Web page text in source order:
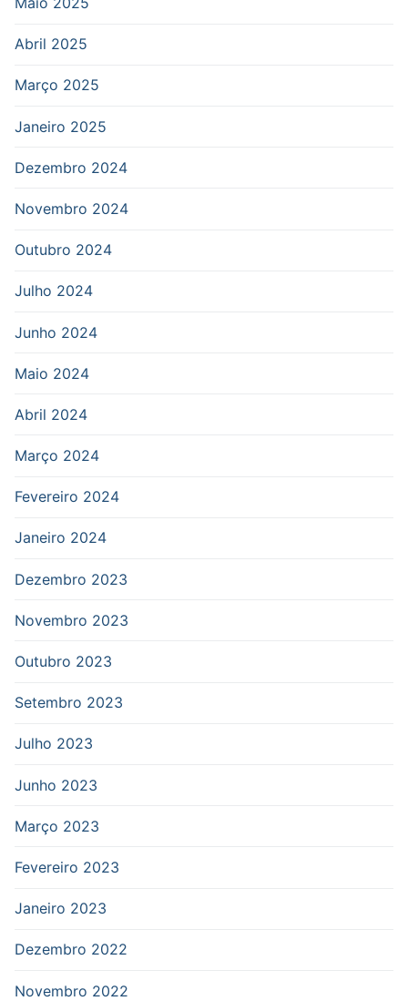
Abril 2025
Março 2025
Janeiro 2025
Dezembro 2024
Novembro 2024
Outubro 2024
Julho 2024
Junho 2024
Maio 2024
Abril 2024
Março 2024
Fevereiro 2024
Janeiro 2024
Dezembro 2023
Novembro 2023
Outubro 2023
Setembro 2023
Julho 2023
Junho 2023
Março 2023
Fevereiro 2023
Janeiro 2023
Dezembro 2022
Novembro 2022